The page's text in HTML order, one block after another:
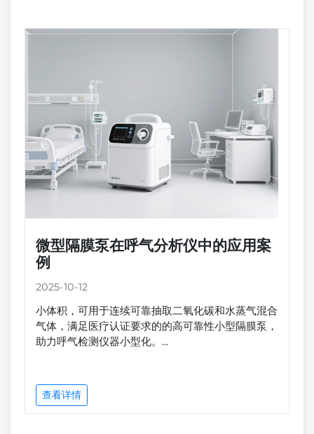
微型隔膜泵在呼气分析仪中的应用案
例
2025-10-12
小体积，可用于连续可靠抽取二氧化碳和水蒸气混合
气体，满足医疗认证要求的的高可靠性小型隔膜泵，
助力呼气检测仪器小型化。...
查看详情